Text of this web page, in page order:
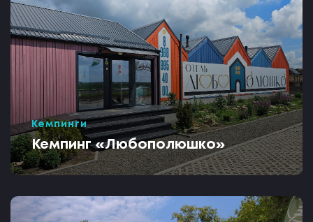
Кемпинги
Кемпинг «Любополюшко»